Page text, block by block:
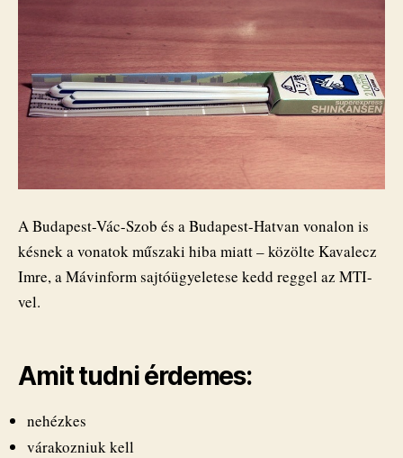
A Budapest-Vác-Szob és a Budapest-Hatvan vonalon is
késnek a vonatok műszaki hiba miatt – közölte Kavalecz
Imre, a Mávinform sajtóügyeletese kedd reggel az MTI-
vel.
Amit tudni érdemes:
nehézkes
várakozniuk kell